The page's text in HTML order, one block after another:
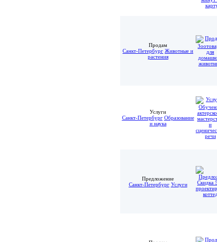
Продам
Санкт-Петербург Животные и
растения
Услуги
Санкт-Петербург Образование
и наука
Предложение
Санкт-Петербург Услуги